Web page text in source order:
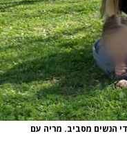
הנשים מסביב. מריה עם